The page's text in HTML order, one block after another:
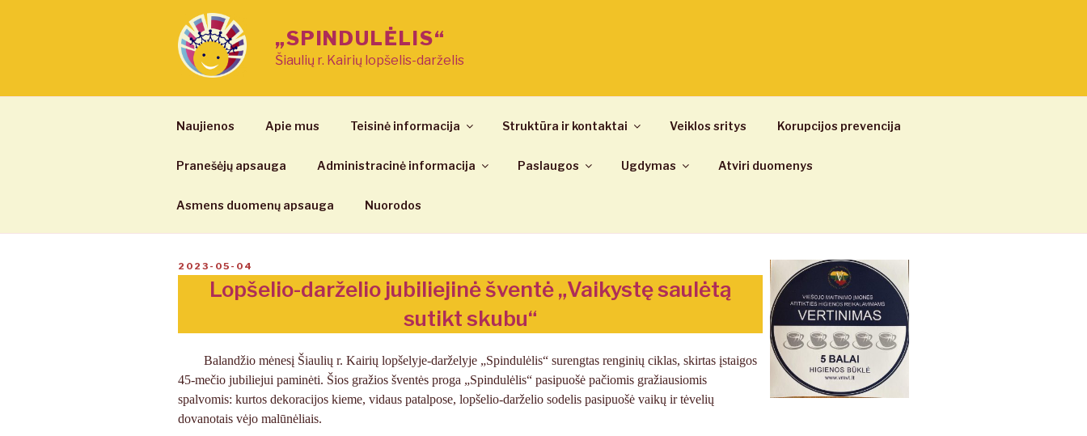
„SPINDULĖLIS“
Šiaulių r. Kairių lopšelis-darželis
Naujienos Apie mus Teisinė informacija Struktūra ir kontaktai Veiklos sritys Korupcijos prevencija
Pranešėjų apsauga Administracinė informacija Paslaugos Ugdymas Atviri duomenys
Asmens duomenų apsauga Nuorodos
PASKELBTA
2023-05-04
Lopšelio-darželio jubiliejinė šventė „Vaikystę saulėtą
sutikt skubu“
Balandžio mėnesį Šiaulių r. Kairių lopšelyje-darželyje „Spindulėlis“ surengtas renginių ciklas, skirtas įstaigos
45-mečio jubiliejui paminėti. Šios gražios šventės proga „Spindulėlis“ pasipuošė pačiomis gražiausiomis
spalvomis: kurtos dekoracijos kieme, vidaus patalpose, lopšelio-darželio sodelis pasipuošė vaikų ir tėvelių
dovanotais vėjo malūnėliais.